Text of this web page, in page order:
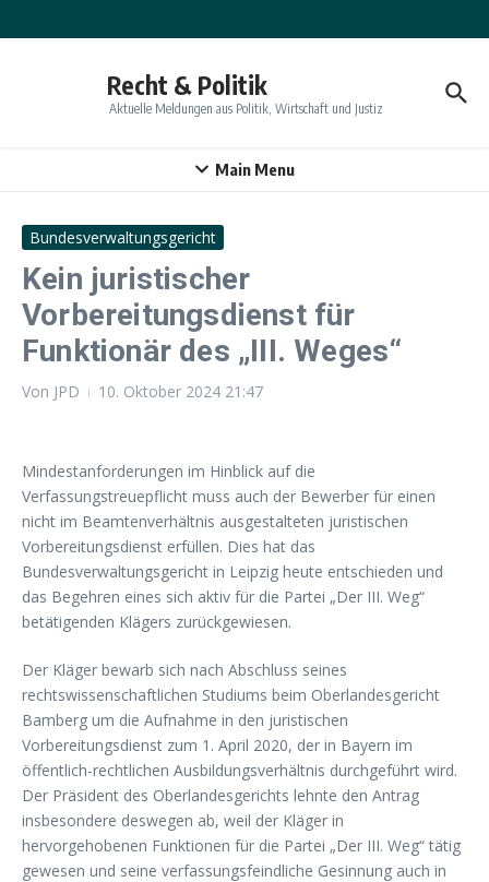
Recht & Politik
Aktuelle Meldungen aus Politik, Wirtschaft und Justiz
Main Menu
Bundesverwaltungsgericht
Kein juristischer
Vorbereitungsdienst für
Funktionär des „III. Weges“
Von JPD 10. Oktober 2024 21:47
Mindestanforderungen im Hinblick auf die
Verfassungstreuepflicht muss auch der Bewerber für einen
nicht im Beamtenverhältnis ausgestalteten juristischen
Vorbereitungsdienst erfüllen. Dies hat das
Bundesverwaltungsgericht in Leipzig heute entschieden und
das Begehren eines sich aktiv für die Partei „Der III. Weg“
betätigenden Klägers zurückgewiesen.
Der Kläger bewarb sich nach Abschluss seines
rechtswissenschaftlichen Studiums beim Oberlandesgericht
Bamberg um die Aufnahme in den juristischen
Vorbereitungsdienst zum 1. April 2020, der in Bayern im
öffentlich-rechtlichen Ausbildungsverhältnis durchgeführt wird.
Der Präsident des Oberlandesgerichts lehnte den Antrag
insbesondere deswegen ab, weil der Kläger in
hervorgehobenen Funktionen für die Partei „Der III. Weg“ tätig
gewesen und seine verfassungsfeindliche Gesinnung auch in